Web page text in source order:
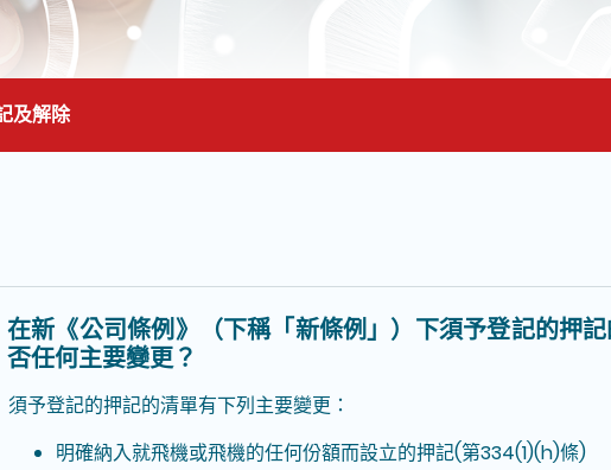
及解除
在新《公司條例》（下稱「新條例」）下須予登記的押
否任何主要變更？
須予登記的押記的清單有下列主要變更：
明確納入就飛機或飛機的任何份額而設立的押記(第334(1)(h)條)